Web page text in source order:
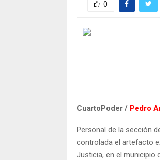
0
CuartoPoder / Pedro
Personal de la sección
controlada el artefacto
Justicia, en el municipio